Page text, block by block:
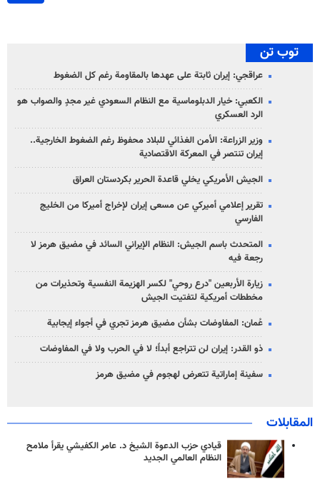
توب تن
عراقجي: إيران ثابتة على عهدها بالمقاومة رغم كل الضغوط
الكعبي: خيار الدبلوماسية مع النظام السعودي غير مجدٍ والصواب هو
الرد العسكري
وزير الزراعة: الأمن الغذائي للبلاد محفوظ رغم الضغوط الخارجية..
إيران تنتصر في المعركة الاقتصادية
الجيش الأمريكي يخلي قاعدة الحرير بكردستان العراق
تقرير إعلامي أميركي عن مسعى إيران لإخراج أميركا من الخليج
الفارسي
المتحدث باسم الجيش: النظام الإيراني السائد في مضيق هرمز لا
رجعة فيه
زيارة الأربعين "درع روحي" لكسر الهزيمة النفسية وتحذيرات من
مخططات أمريكية لتفتيت الجيش
عُمان: المفاوضات بشأن مضيق هرمز تجري في أجواء إيجابية
ذو القدر: إيران لن تتراجع أبداً؛ لا في الحرب ولا في المفاوضات
سفينة إماراتية تتعرض لهجوم في مضيق هرمز
المقابلات
قيادي حزب الدعوة الشيخ د. عامر الكفيشي يقرأ ملامح
النظام العالمي الجديد